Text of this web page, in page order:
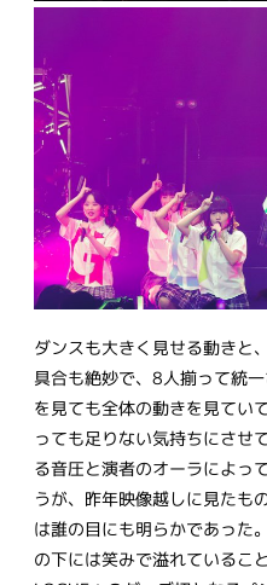
ダンスも大きく見せる動きと
具合も絶妙で、8人揃って統
を見ても全体の動きを見てい
っても足りない気持ちにさせ
る音圧と演者のオーラによっ
うが、昨年映像越しに見たも
は誰の目にも明らかであった
の下には笑みで溢れているこ